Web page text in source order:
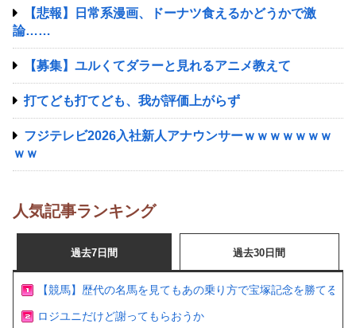
【悲報】日常系漫画、ドーナツ食えるかどうかで激
論……
【募集】ユルくてダラーと見れるアニメ教えて
打てども打てども、我が評価上がらず
フジテレビ2026入社新人アナウンサーｗｗｗｗｗｗｗ
ｗｗ
人気記事ランキング
過去7日間 過去30日間
【競馬】歴代の名馬を見てもあの乗り方で宝塚記念を勝てる
ロジユニだけど謝ってもらおうか